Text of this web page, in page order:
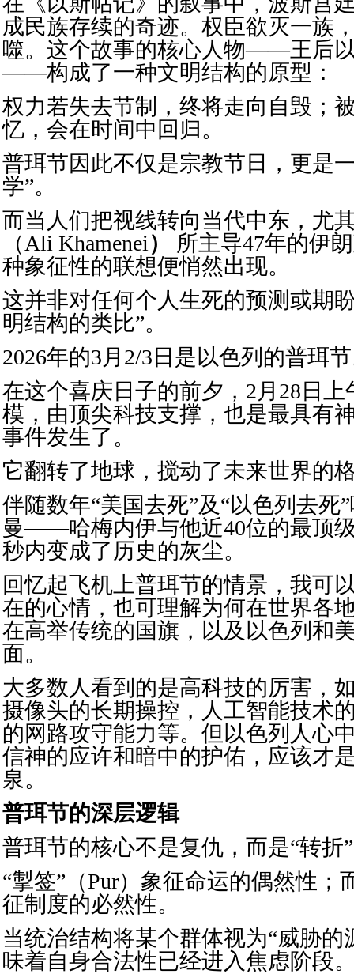
成民族存续的奇迹。权臣欲灭一族
噬。这个故事的核心人物——王后
——构成了一种文明结构的原型：
权力若失去节制，终将走向自毁；
忆，会在时间中回归。
普珥节因此不仅是宗教节日，更是
学”。
而当人们把视线转向当代中东，尤
（Ali Khamenei）
所主导47年的伊
种象征性的联想便悄然出现。
这并非对任何个人生死的预测或期
明结构的类比”。
2026年的3月2/3日是以色列的普珥
在这个喜庆日子的前夕，2月28日
模，由顶尖科技支撑，也是最具有
事件发生了。
它翻转了地球，搅动了未来世界的
伴随数年“美国去死”及“以色列去死
曼——哈梅内伊与他近40位的最顶
秒内变成了历史的灰尘。
回忆起飞机上普珥节的情景，我可
在的心情，也可理解为何在世界各
在高举传统的国旗，以及以色列和
面。
大多数人看到的是高科技的厉害，
摄像头的长期操控，人工智能技术
的网路攻守能力等。但以色列人心
信神的应许和暗中的护佑，应该才
泉。
普珥节的深层逻辑
普珥节的核心不是复仇，而是“转折
“掣签”（Pur）象征命运的偶然性；
征制度的必然性。
当统治结构将某个群体视为“威胁的
味着自身合法性已经进入焦虑阶段